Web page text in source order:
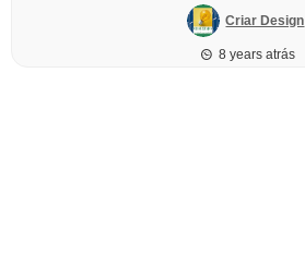
Criar Design
8 years atrás